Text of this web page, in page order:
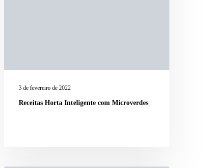
3 de fevereiro de 2022
Receitas Horta Inteligente com Microverdes